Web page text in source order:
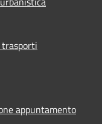
appuntamento